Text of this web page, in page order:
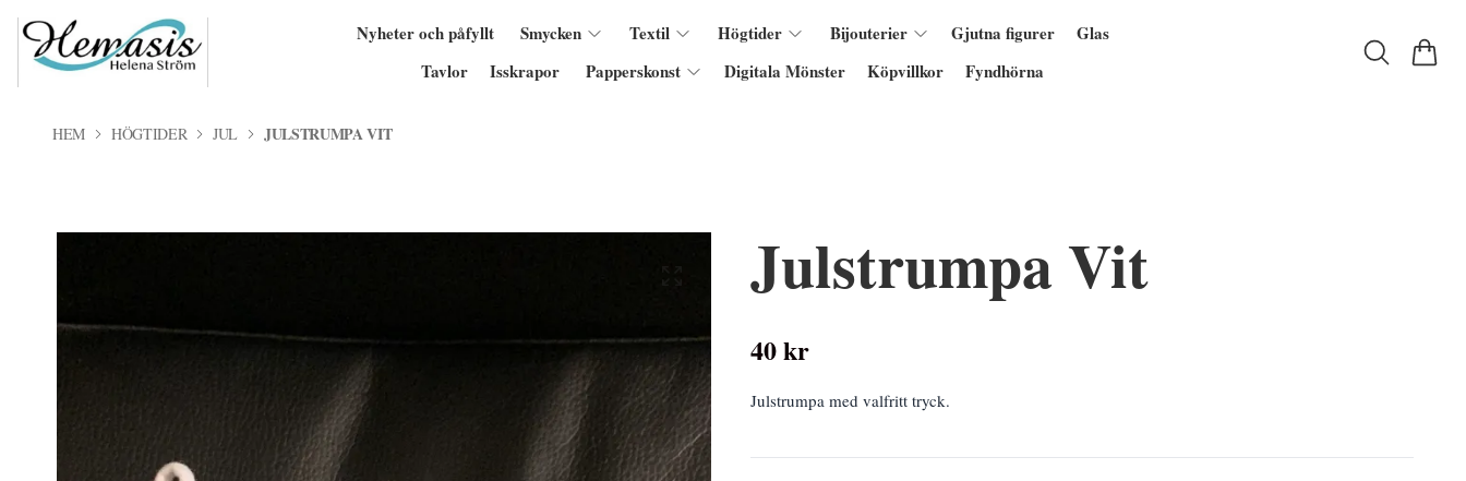
Nyheter och påfyllt Smycken Textil Högtider Bijouterier Gjutna figurer
Glas
Tavlor
Isskrapor Papperskonst Digitala Mönster Köpvillkor Fyndhörna
HEM HÖGTIDER JUL JULSTRUMPA VIT
Julstrumpa Vit
40 kr
Julstrumpa med valfritt tryck.